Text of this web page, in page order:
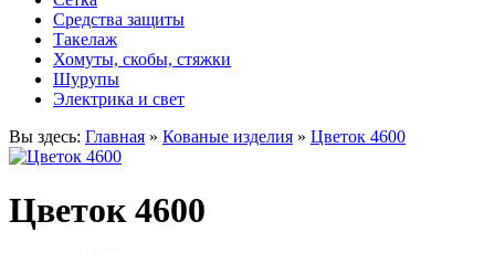
Средства защиты
Такелаж
Хомуты, скобы, стяжки
Шурупы
Электрика и свет
Вы здесь: Главная » Кованые изделия » Цветок 4600
Цветок 4600